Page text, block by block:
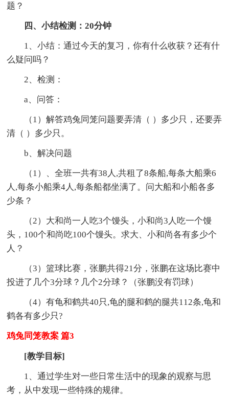
题？
四、小结检测：20分钟
1、小结：通过今天的复习，你有什么收获？还有什
么疑问吗？
2、检测：
a、问答：
（1）解答鸡兔同笼问题要弄清（ ）多少只，还要弄
清（ ）多少只。
b、解决问题
（1）、全班一共有38人,共租了8条船,每条大船乘6
人,每条小船乘4人,每条船都坐满了。问大船和小船各多
少条？
（2）大和尚一人吃3个馒头，小和尚3人吃一个馒
头，100个和尚吃100个馒头。求大、小和尚各有多少个
人？
（3）篮球比赛，张鹏共得21分，张鹏在这场比赛中
投进了几个3分球？几个2分球？（张鹏没有罚球）
（4）有龟和鹤共40只,龟的腿和鹤的腿共112条,龟和
鹤各有多少只?
鸡兔同笼教案 篇3
[教学目标]
1、通过学生对一些日常生活中的现象的观察与思
考，从中发现一些特殊的规律。